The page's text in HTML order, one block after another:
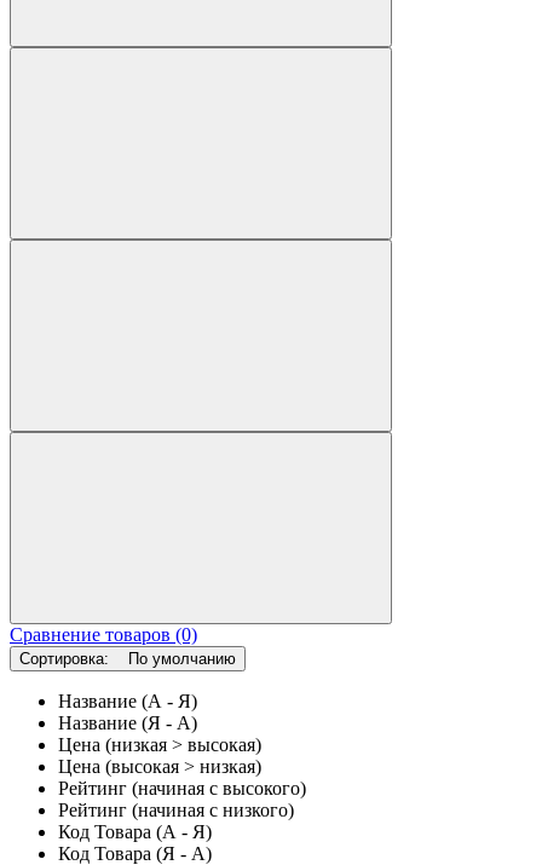
Сравнение товаров (0)
Сортировка: По умолчанию
Название (А - Я)
Название (Я - А)
Цена (низкая > высокая)
Цена (высокая > низкая)
Рейтинг (начиная с высокого)
Рейтинг (начиная с низкого)
Код Товара (А - Я)
Код Товара (Я - А)